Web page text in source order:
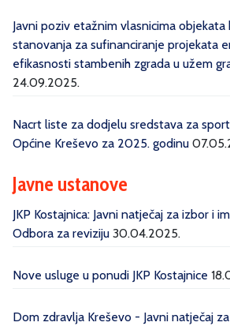
Javni poziv etažnim vlasnicima
stanovanja za sufinanciranje projekata
efikasnosti stambenih zgrada u užem
24.09.2025.
Nacrt liste za dodjelu sredstava za
Općine Kreševo za 2025. godinu
Javne ustanove
JKP Kostajnica: Javni natječaj za izbor i
Odbora za reviziju 30.04.2025.
Nove usluge u ponudi JKP Kostajnice
Dom zdravlja Kreševo - Javni natječaj